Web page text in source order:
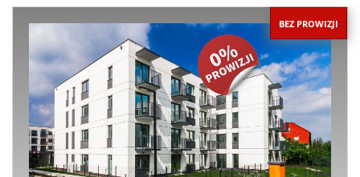
BEZ PROWIZJI